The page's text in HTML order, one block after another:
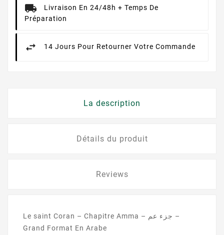
Livraison En 24/48h + Temps De
Préparation
14 Jours Pour Retourner Votre Commande
La description
Détails du produit
Reviews
Le saint Coran – Chapitre Amma – جزء عم –
Grand Format En Arabe